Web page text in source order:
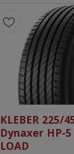
KLEBER 225/
Dynaxer HP-5
LOAD